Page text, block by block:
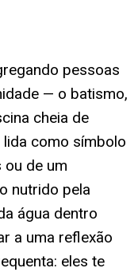
pessoas
— o batismo,
cheia de
como símbolo
ou de um
nutrido pela
água dentro
a uma reflexão
eles te